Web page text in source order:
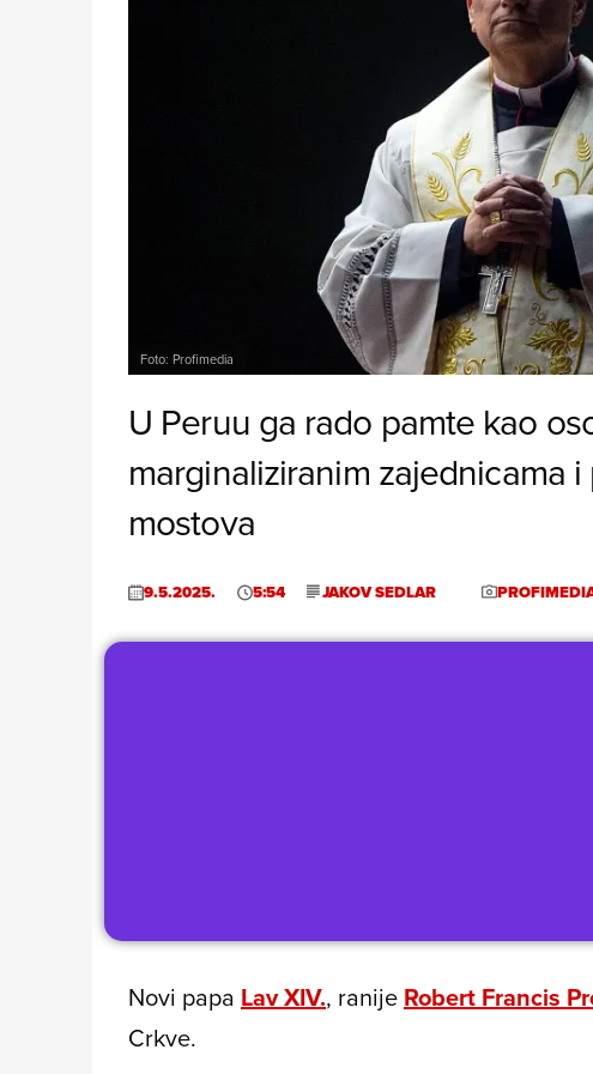
Foto: Profimedia
U Peruu ga rado pamte kao
marginaliziranim zajednicama
mostova
9.5.2025. 5:54 JAKOV SEDLAR
Novi papa Lav XIV., ranije Robert Francis
Crkve.